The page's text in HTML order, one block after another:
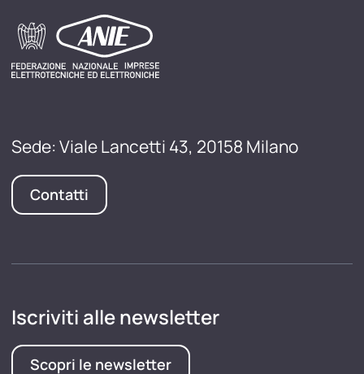
Sede: Viale Lancetti 43, 20158 Milano
Contatti
Iscriviti alle newsletter
Scopri le newsletter